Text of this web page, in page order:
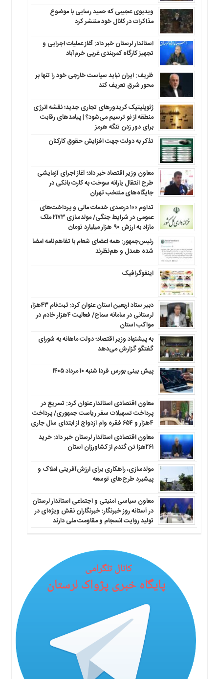
ویدیوی عجیبی که حمید رسایی با موضوع
مذاکرات در کانال خود منتشر کرد
استاندار لرستان خبر داد: آغاز عملیات اجرایی و
تجهیز کارگاه کمربندی غربی خرم‌آباد
ظریف: ایران نباید سیاست خارجی خود را تنها بر
محور شرق تعریف کند
ژئوپلیتیک کریدورهای تجاری جدید؛ نقشه انرژی
منطقه‌ از نو ترسیم می‌شود؟ | پیامدهای رقابت
برای دور زدن تنگه هرمز
تذکر به دولت جهت افزایش حقوق کارکنان ‌
معاون وزیر اقتصاد خبر داد؛ آغاز اجرای آزمایشی
طرح انتقال یارانه سوخت به کارت بانکی در
جایگاه‌های منتخب تهران
تداوم ۱۰۰ درصدی خدمات مالی و پرداخت‌های
عمومی در شرایط جنگی/ مولدسازی ۲۱۷۳ ملک
مازاد به ارزش ۹۰ هزار میلیارد تومان
رئیس‌جمهور: همه اعضای شعام با تفاهم‌نامه امضا
شده همدل و هم‌نظرند
اینفوگرافیک
دبیر ستاد اربعین استان عنوان کرد: ثبت‌نام ۴۳هزار
لرستانی در سامانه سماح/ فعالیت ۴هزار خادم در
مواکب استان
به پیشنهاد وزیر اقتصاد؛ دولت ماهانه به شورای
گفتگو گزارش می‌دهد
پیش بینی بورس فردا شنبه ۱۰ مرداد ۱۴۰۵
معاون اقتصادی استاندار عنوان کرد: تسریع در
پرداخت تسهیلات سفر ریاست جمهوری/ پرداخت
۴هزار و ۶۵۴ فقره وام ازدواج از ابتدای سال جاری
معاون اقتصادی استاندار لرستان خبر داد: خرید
۲۶۱هزا تن گندم از کشاورزان استان
مولدسازی، راهکاری برای ارزش‌آفرینی املاک و
پیشبرد طرح‌های توسعه
معاون سیاسی امنیتی و اجتماعی استاندار لرستان
در آستانه روز خبرنگار: خبرنگاران نقش ویژه‌ای در
تولید روایت انسجام و مقاومت ملی دارند